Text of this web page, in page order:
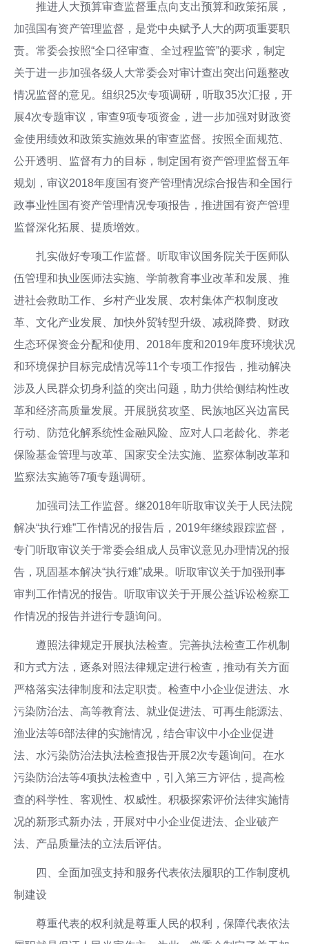
推进人大预算审查监督重点向支出预算和政策拓展，
加强国有资产管理监督，是党中央赋予人大的两项重要职
责。常委会按照“全口径审查、全过程监管”的要求，制定
关于进一步加强各级人大常委会对审计查出突出问题整改
情况监督的意见。组织25次专项调研，听取35次汇报，开
展4次专题审议，审查9项专项资金，进一步加强对财政资
金使用绩效和政策实施效果的审查监督。按照全面规范、
公开透明、监督有力的目标，制定国有资产管理监督五年
规划，审议2018年度国有资产管理情况综合报告和全国行
政事业性国有资产管理情况专项报告，推进国有资产管理
监督深化拓展、提质增效。
扎实做好专项工作监督。听取审议国务院关于医师队
伍管理和执业医师法实施、学前教育事业改革和发展、推
进社会救助工作、乡村产业发展、农村集体产权制度改
革、文化产业发展、加快外贸转型升级、减税降费、财政
生态环保资金分配和使用、2018年度和2019年度环境状况
和环境保护目标完成情况等11个专项工作报告，推动解决
涉及人民群众切身利益的突出问题，助力供给侧结构性改
革和经济高质量发展。开展脱贫攻坚、民族地区兴边富民
行动、防范化解系统性金融风险、应对人口老龄化、养老
保险基金管理与改革、国家安全法实施、监察体制改革和
监察法实施等7项专题调研。
加强司法工作监督。继2018年听取审议关于人民法院
解决“执行难”工作情况的报告后，2019年继续跟踪监督，
专门听取审议关于常委会组成人员审议意见办理情况的报
告，巩固基本解决“执行难”成果。听取审议关于加强刑事
审判工作情况的报告。听取审议关于开展公益诉讼检察工
作情况的报告并进行专题询问。
遵照法律规定开展执法检查。完善执法检查工作机制
和方式方法，逐条对照法律规定进行检查，推动有关方面
严格落实法律制度和法定职责。检查中小企业促进法、水
污染防治法、高等教育法、就业促进法、可再生能源法、
渔业法等6部法律的实施情况，结合审议中小企业促进
法、水污染防治法执法检查报告开展2次专题询问。在水
污染防治法等4项执法检查中，引入第三方评估，提高检
查的科学性、客观性、权威性。积极探索评价法律实施情
况的新形式新办法，开展对中小企业促进法、企业破产
法、产品质量法的立法后评估。
四、全面加强支持和服务代表依法履职的工作制度机
制建设
尊重代表的权利就是尊重人民的权利，保障代表依法